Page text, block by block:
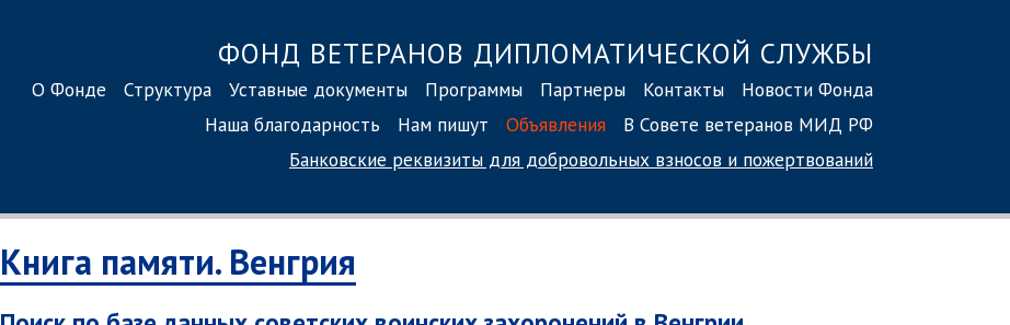
ФОНД ВЕТЕРАНОВ ДИПЛОМАТИЧЕСКОЙ СЛУЖБЫ
О Фонде Структура Уставные документы Программы Партнеры Контакты
Новости Фонда
Наша благодарность
Нам пишут Объявления
В Совете ветеранов МИД РФ
Банковские реквизиты для добровольных взносов и пожертвований
Книга памяти. Венгрия